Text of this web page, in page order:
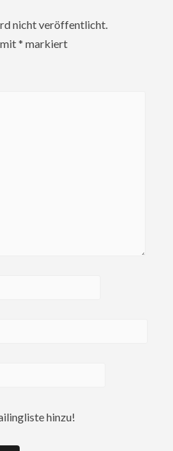
nicht veröffentlicht.
mit* markiert
hinzu!